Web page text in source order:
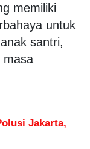
memiliki
untuk
santri,
masa
Jakarta,